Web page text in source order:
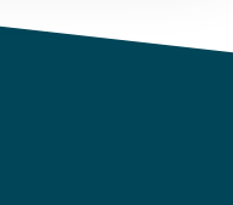
del sitio web con
publicidad y análisis